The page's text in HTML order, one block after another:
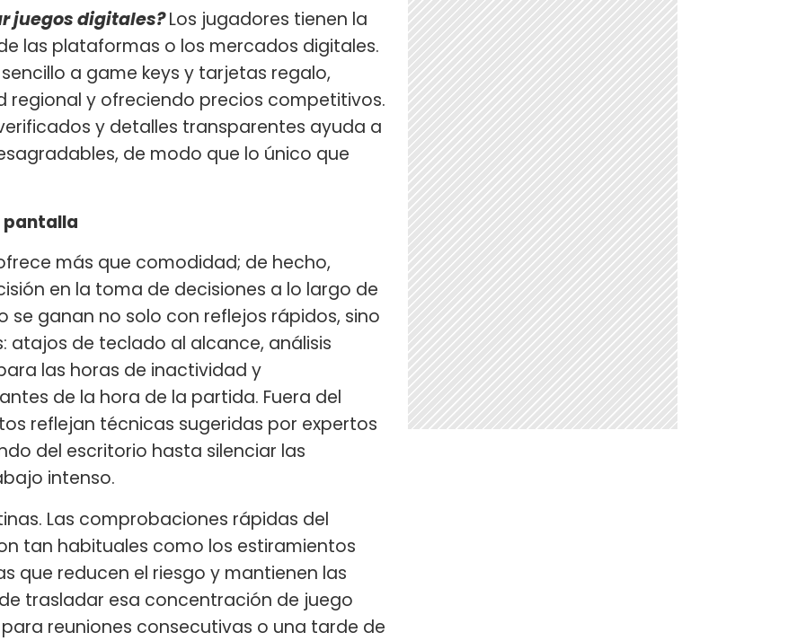
juegos digitales?Los jugadores tienen la
las plataformas o los mercados digitales.
a game keys y tarjetas regalo,
y ofreciendo precios competitivos.
y detalles transparentes ayuda a
de modo que lo único que
pantalla
más que comodidad; de hecho,
en la toma de decisiones a lo largo de
se ganan no solo con reflejos rápidos, sino
atajos de teclado al alcance, análisis
las horas de inactividad y
de la hora de la partida. Fuera del
reflejan técnicas sugeridas por expertos
del escritorio hasta silenciar las
intenso.
Las comprobaciones rápidas del
tan habituales como los estiramientos
que reducen el riesgo y mantienen las
trasladar esa concentración de juego
reuniones consecutivas o una tarde de